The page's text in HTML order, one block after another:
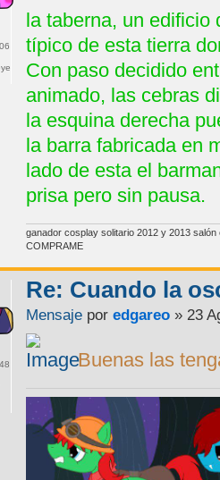
la taberna, un
típico de esta tierra
Con paso decidido
animado, las cebras
la esquina derecha
la barra fabricada en
lado de esta el
prisa pero sin pausa.
ganador cosplay solitario 2012 y 2013
COMPRAME
Re: Cuando la
Mensaje poredgareo » 23
Buenas las